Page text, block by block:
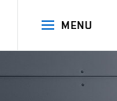
MENU